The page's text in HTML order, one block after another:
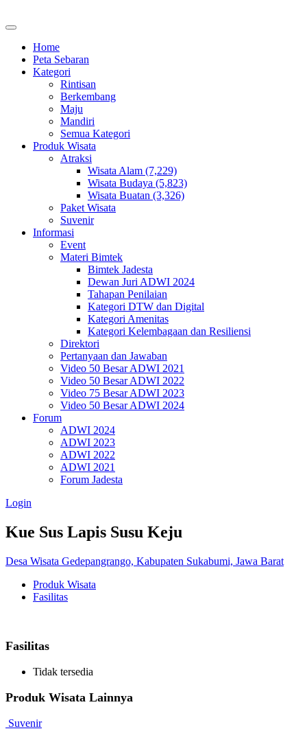
Home
Peta Sebaran
Kategori
Rintisan
Berkembang
Maju
Mandiri
Semua Kategori
Produk Wisata
Atraksi
Wisata Alam (7,229)
Wisata Budaya (5,823)
Wisata Buatan (3,326)
Paket Wisata
Suvenir
Informasi
Event
Materi Bimtek
Bimtek Jadesta
Dewan Juri ADWI 2024
Tahapan Penilaian
Kategori DTW dan Digital
Kategori Amenitas
Kategori Kelembagaan dan Resiliensi
Direktori
Pertanyaan dan Jawaban
Video 50 Besar ADWI 2021
Video 50 Besar ADWI 2022
Video 75 Besar ADWI 2023
Video 50 Besar ADWI 2024
Forum
ADWI 2024
ADWI 2023
ADWI 2022
ADWI 2021
Forum Jadesta
Login
Kue Sus Lapis Susu Keju
Desa Wisata Gedepangrango, Kabupaten Sukabumi, Jawa Barat
Produk Wisata
Fasilitas
Fasilitas
Tidak tersedia
Produk Wisata Lainnya
Suvenir